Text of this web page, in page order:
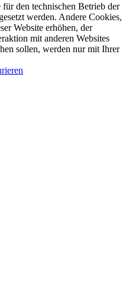
den technischen Betrieb der
werden. Andere Cookies,
Website erhöhen, der
mit anderen Websites
sollen, werden nur mit Ihrer